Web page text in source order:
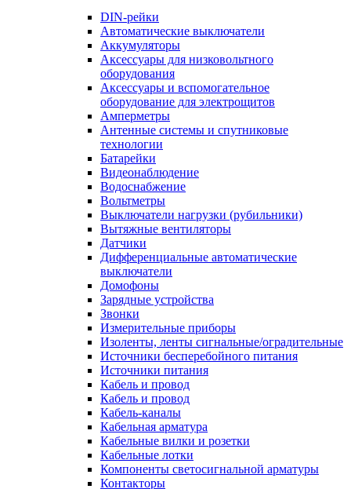
DIN-рейки
Автоматические выключатели
Аккумуляторы
Аксессуары для низковольтного
оборудования
Аксессуары и вспомогательное
оборудование для электрощитов
Амперметры
Антенные системы и спутниковые
технологии
Батарейки
Видеонаблюдение
Водоснабжение
Вольтметры
Выключатели нагрузки (рубильники)
Вытяжные вентиляторы
Датчики
Дифференциальные автоматические
выключатели
Домофоны
Зарядные устройства
Звонки
Измерительные приборы
Изоленты, ленты сигнальные/оградительные
Источники бесперебойного питания
Источники питания
Кабель и провод
Кабель и провод
Кабель-каналы
Кабельная арматура
Кабельные вилки и розетки
Кабельные лотки
Компоненты светосигнальной арматуры
Контакторы